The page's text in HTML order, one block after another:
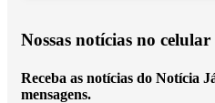
Nossas notícias no celular
Receba as notícias do Notícia
mensagens.